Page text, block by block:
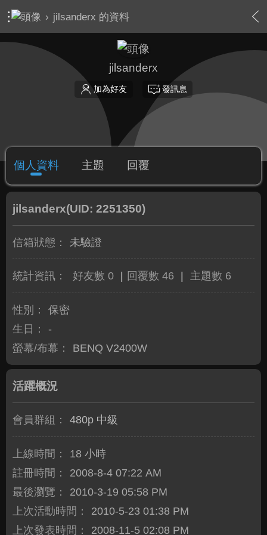
› jilsanderx 的資料
jilsanderx
加為好友 發訊息
個人資料 主題 回覆
jilsanderx(UID: 2251350)
信箱狀態： 未驗證
統計資訊： 好友數 0 回覆數 46 主題數 6
性別：
保密
生日：
-
螢幕/布幕：
BENQ V2400W
活躍概況
會員群組： 480p 中級
上線時間：
18 小時
註冊時間：
2008-8-4 07:22 AM
最後瀏覽：
2010-3-19 05:58 PM
上次活動時間：
2010-5-23 01:38 PM
上次發表時間：
2008-11-5 02:08 PM